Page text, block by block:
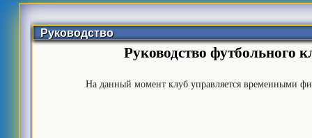
Руководство
Руководство футбольного
На данный момент клуб управляется временными